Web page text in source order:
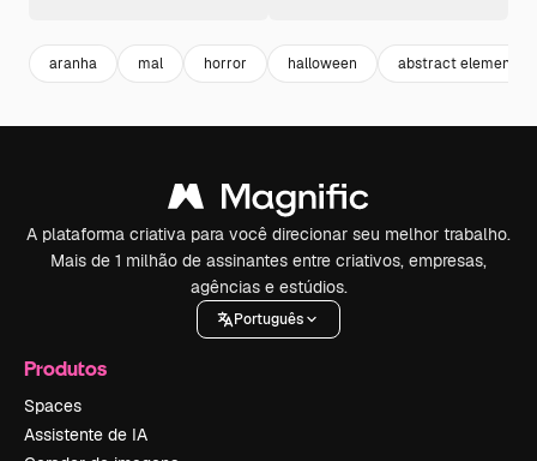
aranha mal horror halloween abstract element
A plataforma criativa para você direcionar seu melhor trabalho.
Mais de 1 milhão de assinantes entre criativos, empresas,
agências e estúdios.
Português
Produtos
Spaces
Assistente de IA